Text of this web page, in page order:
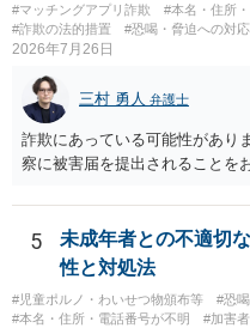
#マッチングアプリ詐欺 #本名・住所
#詐欺の法的措置
#恐喝・脅迫への対応
2026年7月26日
三村 勇人 弁護士
詐欺にあっている可能性があり
察に被害届を提出されることを
5
未成年者との不適切
性と対処法
#児童ポルノ・わいせつ物頒布等
#恐
#本名・住所・電話番号が不明
#加害者